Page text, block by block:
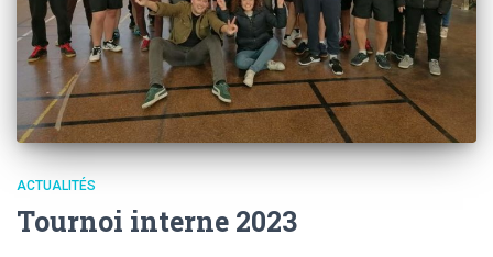
ACTUALITÉS
Tournoi interne 2023